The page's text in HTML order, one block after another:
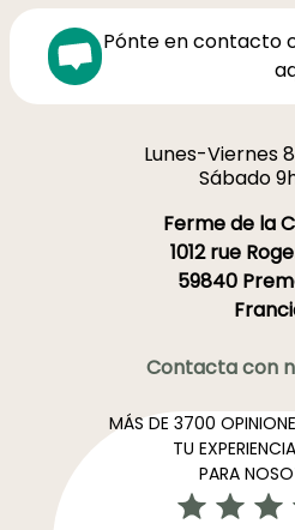
Pónte en contacto
Lunes-Viernes
Sábado
Ferme de la
1012 rue
59840
Contacta con
MÁS DE 3700
TU
PARA